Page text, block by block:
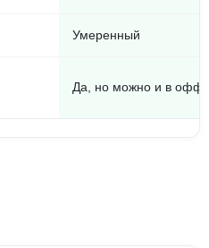
Умеренный
Да, но можно и в